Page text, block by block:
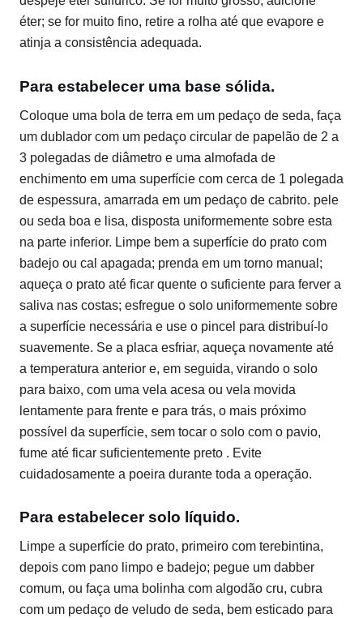
éter; se for muito fino, retire a rolha até que evapore e
atinja a consistência adequada.
Para estabelecer uma base sólida.
Coloque uma bola de terra em um pedaço de seda, faça
um dublador com um pedaço circular de papelão de 2 a
3 polegadas de diâmetro e uma almofada de
enchimento em uma superfície com cerca de 1 polegada
de espessura, amarrada em um pedaço de cabrito. pele
ou seda boa e lisa, disposta uniformemente sobre esta
na parte inferior. Limpe bem a superfície do prato com
badejo ou cal apagada; prenda em um torno manual;
aqueça o prato até ficar quente o suficiente para ferver a
saliva nas costas; esfregue o solo uniformemente sobre
a superfície necessária e use o pincel para distribuí-lo
suavemente. Se a placa esfriar, aqueça novamente até
a temperatura anterior e, em seguida, virando o solo
para baixo, com uma vela acesa ou vela movida
lentamente para frente e para trás, o mais próximo
possível da superfície, sem tocar o solo com o pavio,
fume até ficar suficientemente preto . Evite
cuidadosamente a poeira durante toda a operação.
Para estabelecer solo líquido.
Limpe a superfície do prato, primeiro com terebintina,
depois com pano limpo e badejo; pegue um dabber
comum, ou faça uma bolinha com algodão cru, cubra
com um pedaço de veludo de seda, bem esticado para